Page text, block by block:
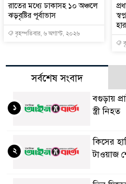
রাতের মধ্যে ঢাকাসহ ১০ অঞ্চলে
ঝড়বৃষ্টির পূর্বাভাস
বৃহস্পতিবার, ৬ অগাস্ট, ২০২৬
সর্বশেষ সংবাদ
বগুড়ায়
স্ত্রী নিহত
১
কিসের
টাওয়াজ
২